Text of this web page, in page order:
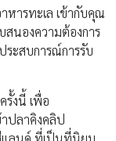
หารทะเล เข้ากับคุณ
นองความต้องการ
ะสบการณ์การรับ
รั้งนี้ เพื่อ
ปลาคิงคลิป